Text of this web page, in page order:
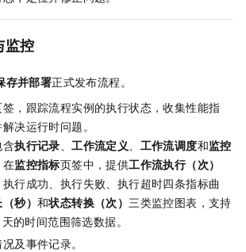
监控
存并部署正式发布流程。
，跟踪流程实例的执行状态，收集性能指
决运行时问题。
含执行记录 、工作流定义 工作流调度和监控
在监控指标页签中，提供工作流执行（次）
执行成功、执行失败、执行超时四条指标曲
秒）和状态转换（次） 三类监控图表，支持
天的时间范围筛选数据。
及事件记录。